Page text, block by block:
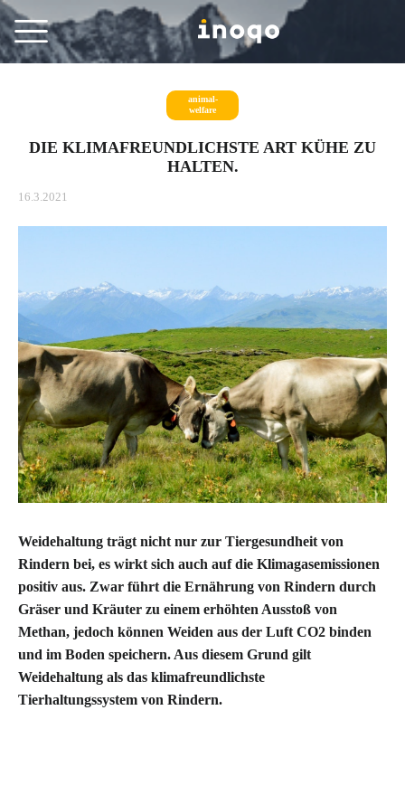
animal-
welfare
DIE KLIMAFREUNDLICHSTE ART KÜHE ZU
HALTEN.
16.3.2021
Weidehaltung trägt nicht nur zur Tiergesundheit von
Rindern bei, es wirkt sich auch auf die Klimagasemissionen
positiv aus. Zwar führt die Ernährung von Rindern durch
Gräser und Kräuter zu einem erhöhten Ausstoß von
Methan, jedoch können Weiden aus der Luft CO2 binden
und im Boden speichern. Aus diesem Grund gilt
Weidehaltung als das klimafreundlichste
Tierhaltungssystem von Rindern.